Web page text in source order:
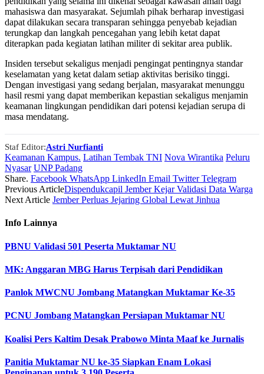
mahasiswa dan masyarakat. Sejumlah pihak berharap investigasi
dapat dilakukan secara transparan sehingga penyebab kejadian
terungkap dan langkah pencegahan yang lebih ketat dapat
diterapkan pada kegiatan latihan militer di sekitar area publik.
Insiden tersebut sekaligus menjadi pengingat pentingnya standar
keselamatan yang ketat dalam setiap aktivitas berisiko tinggi.
Dengan investigasi yang sedang berjalan, masyarakat menunggu
hasil resmi yang dapat memberikan kepastian sekaligus menjamin
keamanan lingkungan pendidikan dari potensi kejadian serupa di
masa mendatang.
Staf Editor:Astri Nurfianti
Keamanan Kampus. Latihan Tembak TNI Nova Wirantika Peluru
Nyasar UNP Padang
Share. Facebook WhatsApp LinkedIn Email Twitter Telegram
Previous ArticleDispendukcapil Jember Kejar Validasi Data Warga
Next Article Jember Perluas Jejaring Global Lewat Jinhua
Info Lainnya
PBNU Validasi 501 Peserta Muktamar NU
MK: Anggaran MBG Harus Terpisah dari Pendidikan
Panlok MWCNU Jombang Matangkan Muktamar Ke-35
PCNU Jombang Matangkan Persiapan Muktamar NU
Koalisi Pers Kaltim Desak Prabowo Minta Maaf ke Jurnalis
Panitia Muktamar NU ke-35 Siapkan Enam Lokasi